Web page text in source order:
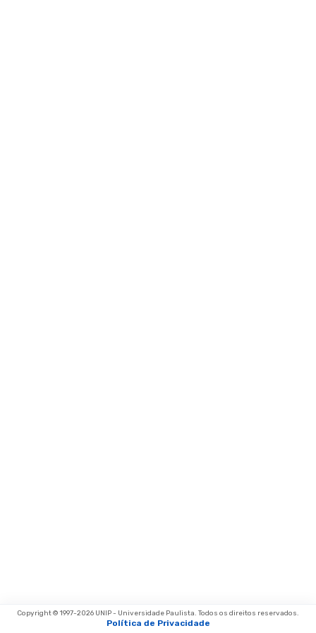
Copyright © 1997-2026 UNIP - Universidade Paulista. Todos os direitos reservados.
Política de Privacidade